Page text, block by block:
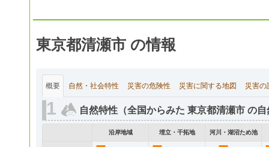
東京都清瀬市 の情報
概要 自然・社会特性 災害の危険性 災害に関する地図 災害の
自然特性（全国からみた 東京都清瀬市 の
沿岸地域 埋立・干拓地 河川・湖沼ため池